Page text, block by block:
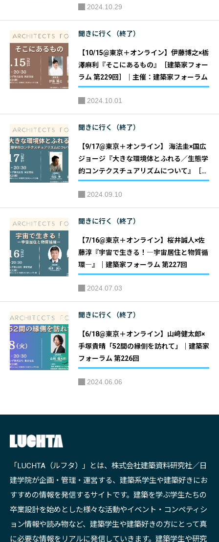
2024.10.29
聞きに行く（終了）
【10/15@東京＋オンライン】伊藤博之×栃
澤麻利『そこにあるもの』［建築家フォー
ラム 第229回］｜主催：建築家フォーラム
2024.10.01
聞きに行く（終了）
【9/17@東京＋オンライン】 海法圭×国広
ジョージ『大きな環境体とふれる／生態学
的コンテクスチュアリズムについて』［建
築家フォーラム 第228回］｜主催：建築家
フォーラム
2024.09.10
聞きに行く（終了）
【7/16@東京＋オンライン】桜井誠人×佐
藤淳『宇宙で生きる！―宇宙居住と物質循
環―』｜建築家フォーラム 第227回
2024.07.03
聞きに行く（終了）
【6/18@東京＋オンライン】山﨑健太郎×
手塚貴晴「52間の縁側を訪れて」｜建築家
フォーラム 第226回
2024.06.06
「LUCHTA（ルフタ）」とは、株式会社建築資料研究社／日
建学院が企画・管理・運営する、建築系学生や建築好きにお
すすめの情報を発信するサイトです。建築を学ぶ学生たちの
卒業設計を始めとした様々な活動やイベント・コンペティシ
ョン情報や読み物など、建築学生や建築好きの方にとって真
に必要な情報をリアルに発信していきます。建築学生や研究